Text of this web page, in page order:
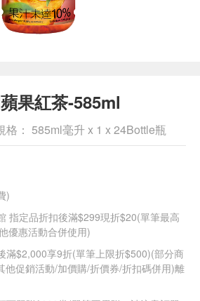
果紅茶-585ml
： 585ml毫升 x 1 x 24Bottle瓶
)
指定品折扣後滿$299現折$20(單筆最高
優惠活動合併使用)
滿$2,000享9折(單筆上限折$500)(部分商
他促銷活動/加價購/折價券/折扣碼併用)離